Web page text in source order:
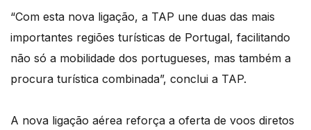
“Com esta nova ligação, a TAP une duas das mais
importantes regiões turísticas de Portugal, facilitando
não só a mobilidade dos portugueses, mas também a
procura turística combinada”, conclui a TAP.
A nova ligação aérea reforça a oferta de voos diretos